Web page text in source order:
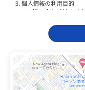
3. 個人情報の利用目的
・お問い合わせ対応（本
当社は事業運営上、前
を外部に委託することが
についての契約を交わし
5. 個人情報の開示等の請
ご本人様は、当社に対し
用目的の通知、開示、内
または消去、第三者への